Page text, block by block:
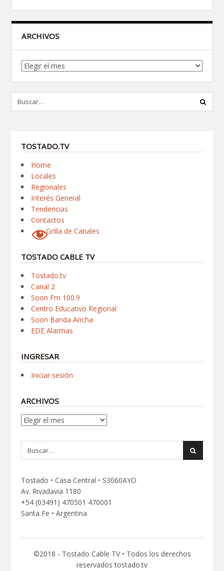
ARCHIVOS
Archivos
TOSTADO.TV
Home
Locales
Regionales
Interés General
Tendencias
Contactos
Grilla de Canales
TOSTADO CABLE TV
Tostado.tv
Canal 2
Soon Fm 100.9
Centro Educativo Regional
Soon Banda Ancha
EDE Alarmas
INGRESAR
Iniciar sesión
ARCHIVOS
Archivos
Tostado • Casa Central • S3060AYO
Av. Rivadavia 1180
+54 (03491) 470501 470001
Santa Fe • Argentina
©2018 - Tostado Cable TV • Todos los derechos
reservados tostado.tv